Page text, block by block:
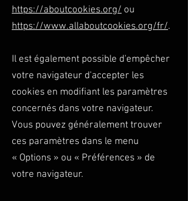
https://aboutcookies.org/ ou
https://www.allaboutcookies.org/fr/.
Il est également possible d'empêcher
votre navigateur d'accepter les
cookies en modifiant les paramètres
concernés dans votre navigateur.
Vous pouvez généralement trouver
ces paramètres dans le menu
« Options » ou « Préférences » de
votre navigateur.